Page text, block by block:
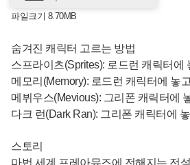
파일크기 8.70MB
숨겨진 캐릭터 고르는 방법
스프라이츠(Sprites): 로드런 캐릭터에
메모리(Memory): 로드런 캐릭터에 놓
메뷔우스(Mevious): 그리폰 캐릭터에
다크 런(Dark Ran): 그리폰 캐릭터에
스토리
마법 세계 프레아뮤즈에 전해지는 전